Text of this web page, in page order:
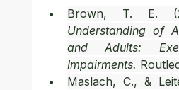
Brown, T. E.
Understanding of
and Adults:
Impairments.
Maslach, C., &